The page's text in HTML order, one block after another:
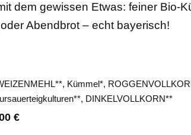
dem gewissen Etwas: feiner Bio-
Abendbrot – echt bayerisch!
Kümmel*,
DINKELVOLLKORN**
€